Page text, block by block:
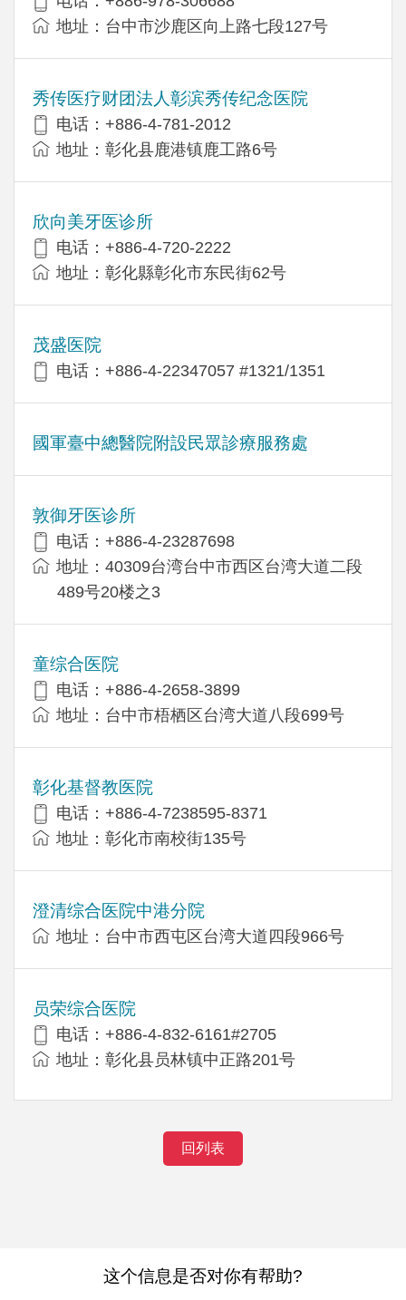
地址：台中市沙鹿区向上路七段127号
秀传医疗财团法人彰滨秀传纪念医院
电话：+886-4-781-2012
地址：彰化县鹿港镇鹿工路6号
欣向美牙医诊所
电话：+886-4-720-2222
地址：彰化縣彰化市东民街62号
茂盛医院
电话：+886-4-22347057 #1321/1351
國軍臺中總醫院附設民眾診療服務處
敦御牙医诊所
电话：+886-4-23287698
地址：40309台湾台中市西区台湾大道二段
489号20楼之3
童综合医院
电话：+886-4-2658-3899
地址：台中市梧栖区台湾大道八段699号
彰化基督教医院
电话：+886-4-7238595-8371
地址：彰化市南校街135号
澄清综合医院中港分院
地址：台中市西屯区台湾大道四段966号
员荣综合医院
电话：+886-4-832-6161#2705
地址：彰化县员林镇中正路201号
回列表
这个信息是否对你有帮助?